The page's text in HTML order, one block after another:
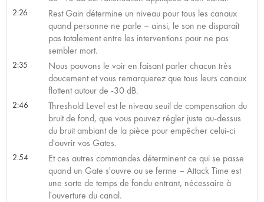
2:26
Rest Gain détermine un niveau pour tous les canaux
quand personne ne parle – ainsi, le son ne disparaît
pas totalement entre les interventions pour ne pas
sembler mort.
2:35
Nous pouvons le voir en faisant parler chacun très
doucement et vous remarquerez que tous leurs canaux
flottent autour de -30 dB.
2:46
Threshold Level est le niveau seuil de compensation du
bruit de fond, que vous pouvez régler juste au-dessus
du bruit ambiant de la pièce pour empêcher celui-ci
d'ouvrir vos Gates.
2:54
Et ces autres commandes déterminent ce qui se passe
quand un Gate s'ouvre ou se ferme – Attack Time est
une sorte de temps de fondu entrant, nécessaire à
l'ouverture du canal.